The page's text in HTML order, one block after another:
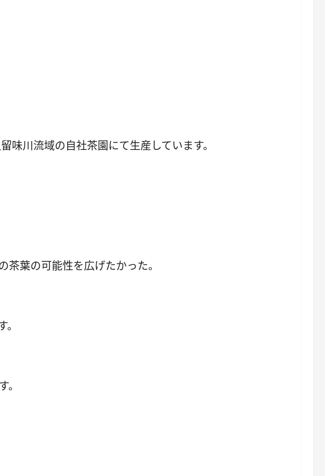
川流域の自社茶園にて生産しています。
葉の可能性を広げたかった。